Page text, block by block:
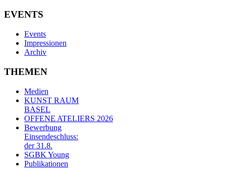
EVENTS
Events
Impressionen
Archiv
THEMEN
Medien
KUNST RAUM
BASEL
OFFENE ATELIERS 2026
Bewerbung
Einsendeschluss:
der 31.8.
SGBK Young
Publikationen